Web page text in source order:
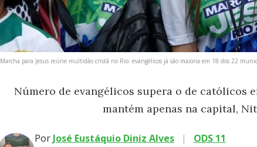
Marcha para Jesus reúne multidão cristã no Rio: evangélicos já são maioria em 18 dos 22
Número de evangélicos supera o de católicos
mantém apenas na capital,
Por José Eustáquio Diniz Alves | ODS 11